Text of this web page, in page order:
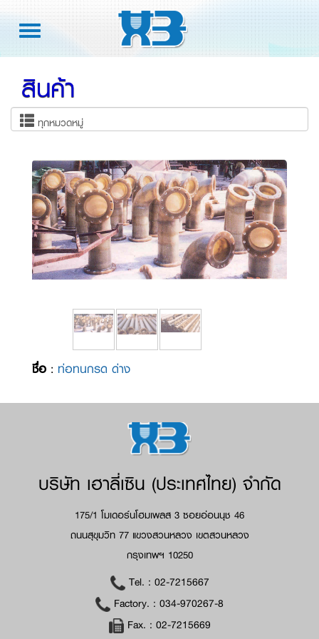
Toggle
สินค้า
ทุกหมวดหมู่
ชื่อ : ท่อทนกรด ด่าง
บริษัท เฮาลี่เซิน (ประเทศไทย) จำกัด
175/1 โมเดอร์นโฮมเพลส 3 ซอยอ่อนนุช 46
ถนนสุขุมวิท 77 แขวงสวนหลวง เขตสวนหลวง
กรุงเทพฯ 10250
Tel. : 02-7215667
Factory. : 034-970267-8
Fax. : 02-7215669